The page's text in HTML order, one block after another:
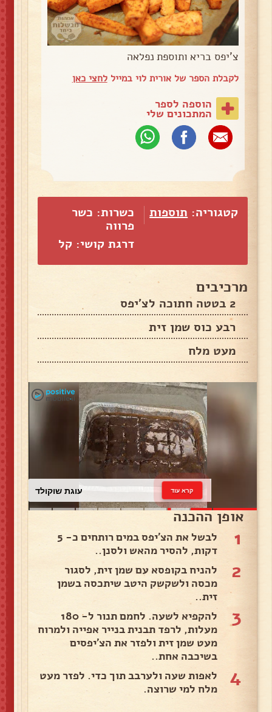
צ'יפס בריא ותוספת נפלאה
לקבלת הספר של אורית לוי במייללחצי כאן
הוספה לספר
המתכונים שלי
קטגוריה: תוספות
כשרות: כשר
פרווה
דרגת קושי: קל
מרכיבים
2 בטטה חתוכה לצ'יפס
רבע כוס שמן זית
מעט מלח
עוגת שוקולד קרא עוד
אופן ההכנה
1
לבשל את הצ'יפס במים רותחים כ- 5
דקות, להסיר מהאש ולסנן..
2
להניח בקופסא עם שמן זית, לסגור
מכסה ולשקשק היטב שיתכסה בשמן
זית..
3
להקפיא לשעה. לחמם תנור ל- 180
מעלות, לרפד תבנית בנייר אפייה ולמרוח
מעט שמן זית ולפזר את הצ'יפסים
בשיכבה אחת..
4
לאפות שעה ולערבב תוך כדי. לפזר מעט
מלח למי שרוצה.